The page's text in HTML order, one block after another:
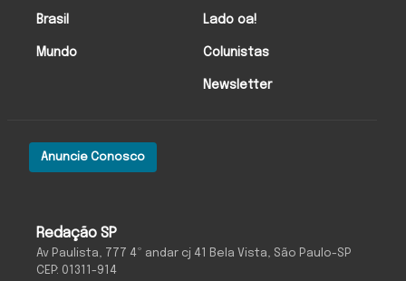
Redação SP
Av Paulista, 777 4º andar cj 41 Bela Vista, São Paulo-SP
CEP: 01311-914
Anuncie Conosco
Brasil
Mundo
Lado oa!
Colunistas
Newsletter